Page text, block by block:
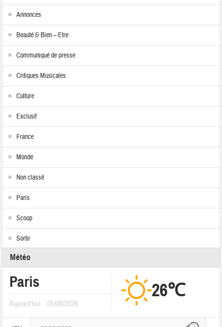
Annonces
Beauté & Bien – Etre
Communiqué de presse
Critiques Musicales
Culture
Exclusif
France
Monde
Non classé
Paris
Scoop
Sortir
Météo
Paris
Aujourd'hui 05/08/2026
26℃